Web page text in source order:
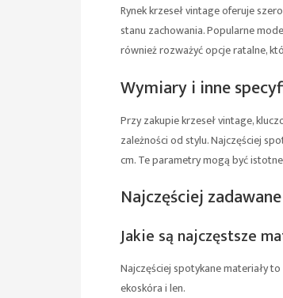
Rynek krzeseł vintage oferuje
stanu zachowania. Popularne
również rozważyć opcje ratalne,
Wymiary i inne
Przy zakupie krzeseł vintage,
zależności od stylu. Najczęściej
cm. Te parametry mogą być
Najczęściej
Jakie są najczęstsze
Najczęściej spotykane materiały
ekoskóra i len.